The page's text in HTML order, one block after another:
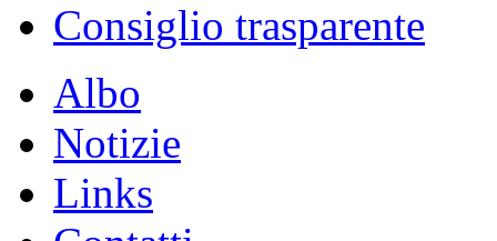
Consiglio trasparente
Albo
Notizie
Links